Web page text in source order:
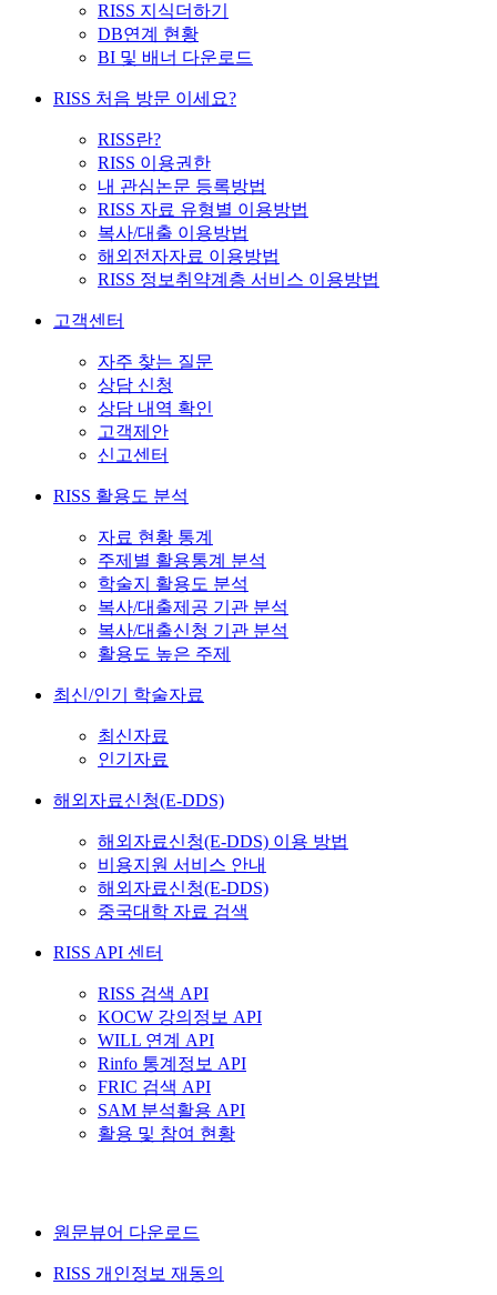
RISS 지식더하기
DB연계 현황
BI 및 배너 다운로드
RISS 처음 방문 이세요?
RISS란?
RISS 이용권한
내 관심논문 등록방법
RISS 자료 유형별 이용방법
복사/대출 이용방법
해외전자자료 이용방법
RISS 정보취약계층 서비스 이용방법
고객센터
자주 찾는 질문
상담 신청
상담 내역 확인
고객제안
신고센터
RISS 활용도 분석
자료 현황 통계
주제별 활용통계 분석
학술지 활용도 분석
복사/대출제공 기관 분석
복사/대출신청 기관 분석
활용도 높은 주제
최신/인기 학술자료
최신자료
인기자료
해외자료신청(E-DDS)
해외자료신청(E-DDS) 이용 방법
비용지원 서비스 안내
해외자료신청(E-DDS)
중국대학 자료 검색
RISS API 센터
RISS 검색 API
KOCW 강의정보 API
WILL 연계 API
Rinfo 통계정보 API
FRIC 검색 API
SAM 분석활용 API
활용 및 참여 현황
원문뷰어 다운로드
RISS 개인정보 재동의